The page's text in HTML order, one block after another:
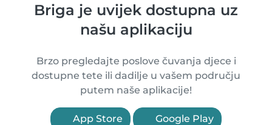
Briga je uvijek dostupna uz
našu aplikaciju
Brzo pregledajte poslove čuvanja djece i
dostupne tete ili dadilje u vašem području
putem naše aplikacije!
App Store Google Play